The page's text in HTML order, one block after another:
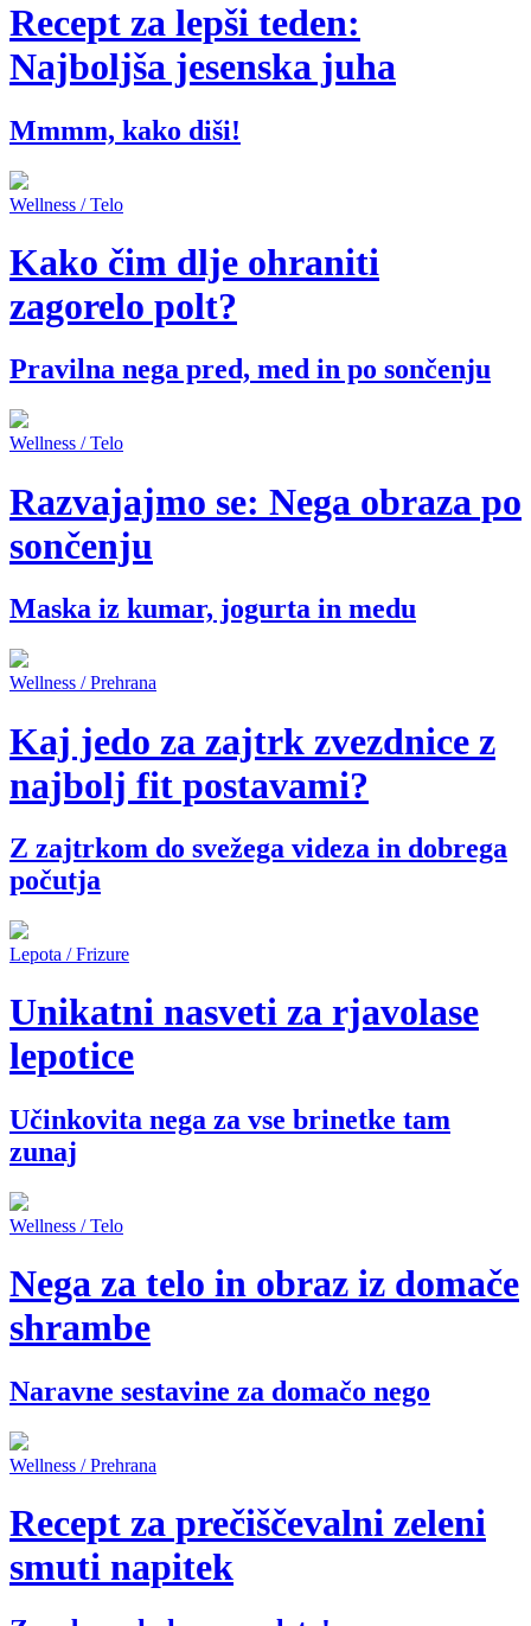
Recept za lepši teden:
Najboljša jesenska juha
Mmmm, kako diši!
Wellness / Telo
Kako čim dlje ohraniti
zagorelo polt?
Pravilna nega pred, med in po sončenju
Wellness / Telo
Razvajajmo se: Nega obraza po
sončenju
Maska iz kumar, jogurta in medu
Wellness / Prehrana
Kaj jedo za zajtrk zvezdnice z
najbolj fit postavami?
Z zajtrkom do svežega videza in dobrega
počutja
Lepota / Frizure
Unikatni nasveti za rjavolase
lepotice
Učinkovita nega za vse brinetke tam
zunaj
Wellness / Telo
Nega za telo in obraz iz domače
shrambe
Naravne sestavine za domačo nego
Wellness / Prehrana
Recept za prečiščevalni zeleni
smuti napitek